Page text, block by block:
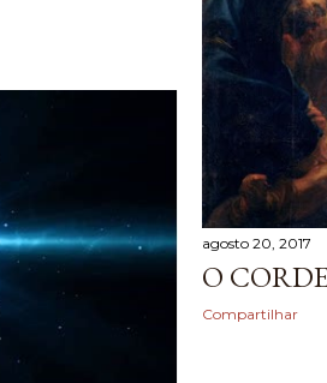
agosto 20, 2017
O
Compartilhar